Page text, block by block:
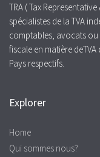
TRA ( Tax
spécialistes de la TVA
comptables, avocats
fiscale en matière
Pays respectifs.
Explorer
Home
Qui sommes nous?